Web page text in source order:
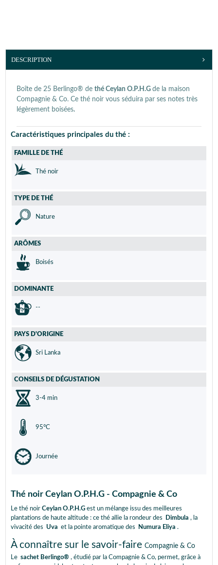
DESCRIPTION
Boîte de 25 Berlingo® de thé Ceylan O.P.H.G de la maison
Compagnie & Co. Ce thé noir vous séduira par ses notes très
légèrement boisées.
Caractéristiques principales du thé :
FAMILLE DE THÉ
Thé noir
TYPE DE THÉ
Nature
ARÔMES
Boisés
DOMINANTE
--
PAYS D'ORIGINE
Sri Lanka
CONSEILS DE DÉGUSTATION
3-4 min
95°C
Journée
Thé noir Ceylan O.P.H.G - Compagnie & Co
Le thé noir Ceylan O.P.H.G est un mélange issu des meilleures
plantations de haute altitude : ce thé allie la rondeur des
Dimbula , la
vivacité des
Uva et la pointe aromatique des Numura Eliya .
À connaître sur le savoir-faire Compagnie & Co
Le sachet Berlingo® , étudié par la Compagnie & Co, permet, grâce à